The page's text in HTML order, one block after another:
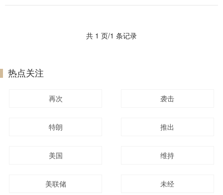
共 1 页/1 条记录
热点关注
再次 袭击
特朗 推出
美国 维持
美联储 未经